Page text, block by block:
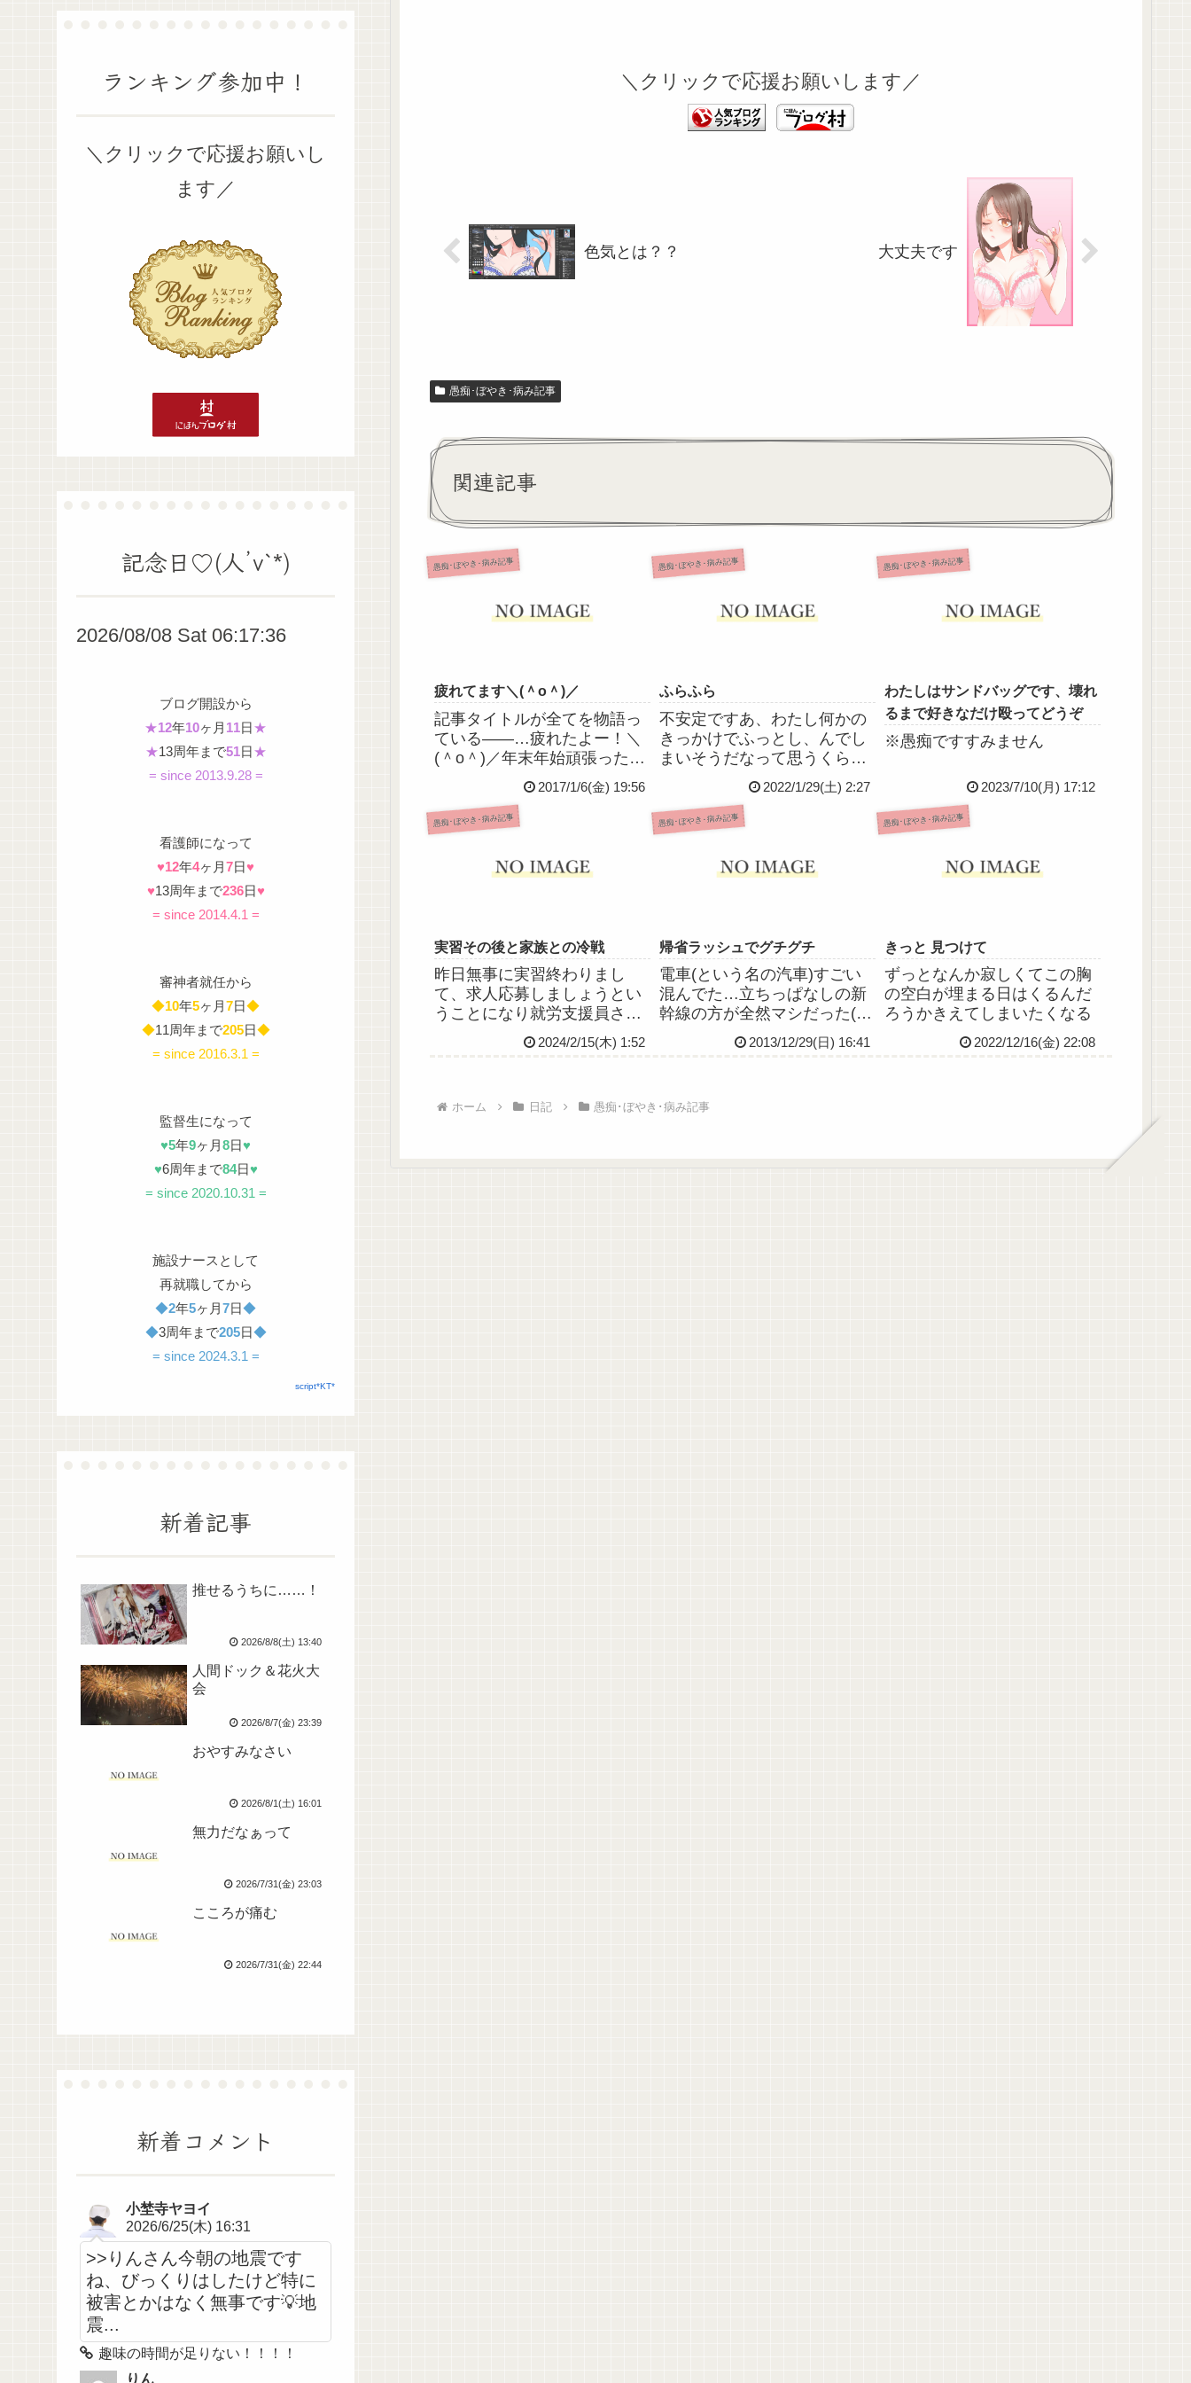
＼クリックで応援お願いします／
色気とは？？ 大丈夫です
愚痴･ぼやき･病み記事
関連記事
愚痴･ぼやき･病み記事
疲れてます＼(＾o＾)／
記事タイトルが全てを物語っ
ている――…疲れたよー！＼
(＾o＾)／年末年始頑張ったよ
ー！＼(＾o＾)最低人数だった
から大変だったよー！＼(＾o
＾)／疲れすぎてヒステリーで
ブッ倒れるかと思ったよー！
妄想の訴えを傾聴...
2017/1/6(金) 19:56
愚痴･ぼやき･病み記事
ふらふら
不安定ですあ、わたし何かの
きっかけでふっとし、んでし
まいそうだなって思うくらい
主治医にも本当のこと言えな
くて今正直な気持ち伝えたら
転居のこと反対されそうだか
らどうしたらいいのか分から
に頑張れないわたし以上につ
2022/1/29(土) 2:27
愚痴･ぼやき･病み記事
わたしはサンドバッグです、壊れ
るまで好きなだけ殴ってどうぞ
※愚痴ですすみません
2023/7/10(月) 17:12
愚痴･ぼやき･病み記事
実習その後と家族との冷戦
昨日無事に実習終わりまし
て、求人応募しましょうとい
うことになり就労支援員さん
からの連絡待ちです。……な
んだけど、わたしが登録して
すること決まっちゃったみた
2024/2/15(木) 1:52
愚痴･ぼやき･病み記事
帰省ラッシュでグチグチ
電車(という名の汽車)すごい
混んでた…立ちっぱなしの新
幹線の方が全然マシだった(-_-
#)指定取ってたけど人混みは
人混みで変わりなかった。や
た。頓服飲んでる余裕すらな
2013/12/29(日) 16:41
愚痴･ぼやき･病み記事
きっと 見つけて
ずっとなんか寂しくてこの胸
の空白が埋まる日はくるんだ
ろうかきえてしまいたくなる
2022/12/16(金) 22:08
ホーム 日記 愚痴･ぼやき･病み記事
ランキング参加中！
＼クリックで応援お願いし
ます／
記念日♡(人’v`*)
2026/08/08 Sat 06:17:37
ブログ開設から
★12年10ヶ月 11日★
★13周年まで51日★
= since 2013.9.28 =
看護師になって
♥12年4ヶ月7日♥
♥13周年まで236日♥
= since 2014.4.1 =
審神者就任から
◆10年5ヶ月7日◆
◆11周年まで205日◆
= since 2016.3.1 =
監督生になって
♥5年9ヶ月8日♥
♥6周年まで84日♥
= since 2020.10.31 =
施設ナースとして
再就職してから
◆2年5ヶ月7日◆
◆3周年まで205日◆
= since 2024.3.1 =
script*KT*
新着記事
推せるうちに……！
2026/8/8(土) 13:40
人間ドック＆花火大
会
2026/8/7(金) 23:39
おやすみなさい
2026/8/1(土) 16:01
無力だなぁって
2026/7/31(金) 23:03
こころが痛む
2026/7/31(金) 22:44
新着コメント
小埜寺ヤヨイ
2026/6/25(木) 16:31
>>りんさん今朝の地震です
ね、びっくりはしたけど特に
被害とかはなく無事です💡地
震...
趣味の時間が足りない！！！！
りん